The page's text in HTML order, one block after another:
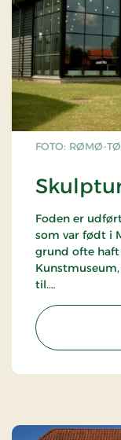
FOTO: RØMØ-
Foden er udført
som var født i
grund ofte haft
til.
Foden er
højden, 1,09 m